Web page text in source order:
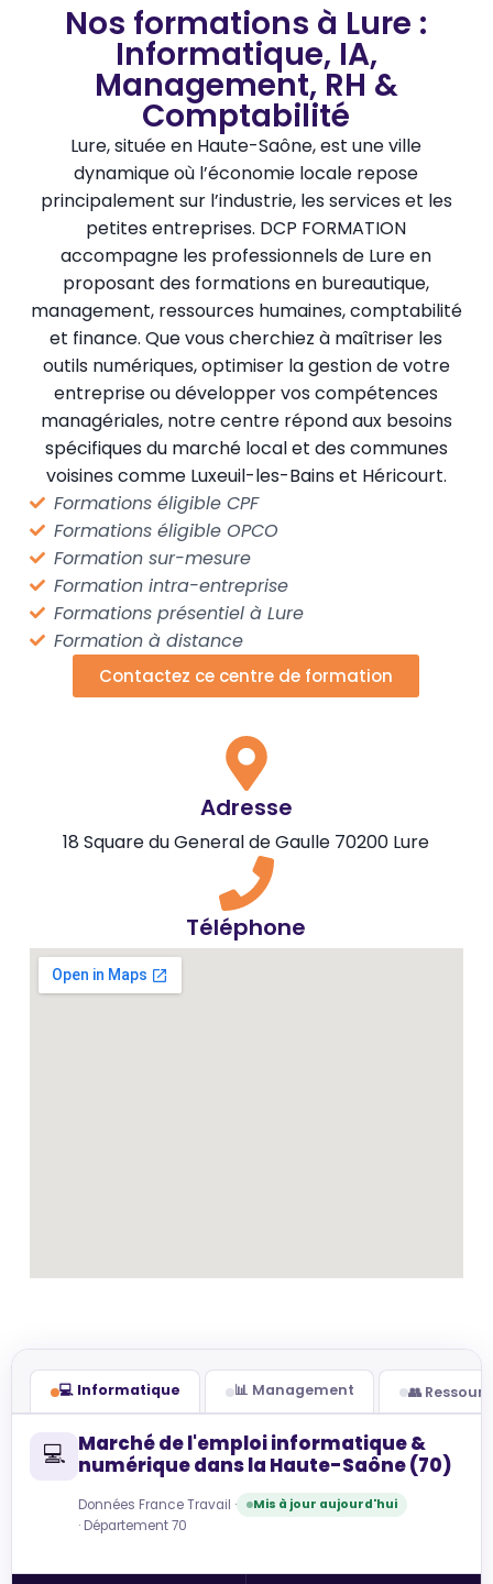
Nos formations à Lure :
Informatique, IA,
Management, RH &
Comptabilité
Lure, située en Haute-Saône, est une ville
dynamique où l’économie locale repose
principalement sur l’industrie, les services et les
petites entreprises. DCP FORMATION
accompagne les professionnels de Lure en
proposant des formations en bureautique,
management, ressources humaines, comptabilité
et finance. Que vous cherchiez à maîtriser les
outils numériques, optimiser la gestion de votre
entreprise ou développer vos compétences
managériales, notre centre répond aux besoins
spécifiques du marché local et des communes
voisines comme Luxeuil-les-Bains et Héricourt.
Formations éligible CPF
Formations éligible OPCO
Formation sur-mesure
Formation intra-entreprise
Formations présentiel à Lure
Formation à distance
Contactez ce centre de formation
Adresse
18 Square du General de Gaulle 70200 Lure
Téléphone
💻 Informatique 📊 Management 👥
💻 Marché de l'emploi informatique &
numérique dans la Haute-Saône (70)
Données France Travail · Mis à jour aujourd'hui
· Département 70